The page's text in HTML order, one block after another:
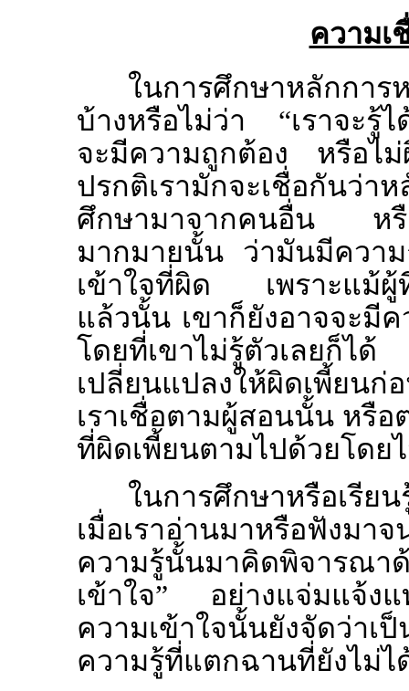
ความเ
ในการศึกษาหลักการ
บ้างหรือไม่ว่า “เราจะรู้
จะมีความถูกต้อง หรือไ
ปรกติเรามักจะเชื่อกัน
ศึกษามาจากคนอื่น ห
มากมายนั้น ว่ามันมีควา
เข้าใจที่ผิด เพราะแม้ผู้ที่
แล้วนั้น เขาก็ยังอาจจะมี
โดยที่เขาไม่รู้ตัวเลยก็
เปลี่ยนแปลงให้ผิดเพี้ยนก่
เราเชื่อตามผู้สอนนั้น หรื
ที่ผิดเพี้ยนตามไปด้วยโดย
ในการศึกษาหรือเรีย
เมื่อเราอ่านมาหรือฟังม
ความรู้นั้นมาคิดพิจารณา
เข้าใจ” อย่างแจ่มแจ้ง
ความเข้าใจนั้นยังจัดว่
ความรู้ที่แตกฉานที่ยังไม่ไ